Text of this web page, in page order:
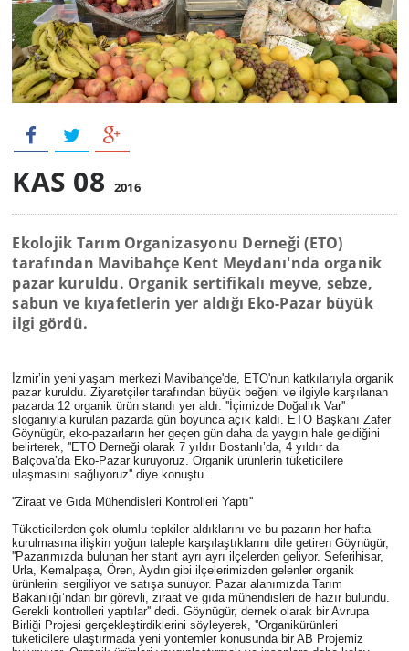
KAS 08 2016
Ekolojik Tarım Organizasyonu Derneği (ETO)
tarafından Mavibahçe Kent Meydanı'nda organik
pazar kuruldu. Organik sertifikalı meyve, sebze,
sabun ve kıyafetlerin yer aldığı Eko-Pazar büyük
ilgi gördü.
İzmir’in yeni yaşam merkezi Mavibahçe'de, ETO'nun katkılarıyla organik
pazar kuruldu. Ziyaretçiler tarafından büyük beğeni ve ilgiyle karşılanan
pazarda 12 organik ürün standı yer aldı. ''İçimizde Doğallık Var''
sloganıyla kurulan pazarda gün boyunca açık kaldı. ETO Başkanı Zafer
Göynügür, eko-pazarların her geçen gün daha da yaygın hale geldiğini
belirterek, ''ETO Derneği olarak 7 yıldır Bostanlı’da, 4 yıldır da
Balçova’da Eko-Pazar kuruyoruz. Organik ürünlerin tüketicilere
ulaşmasını sağlıyoruz'' diye konuştu.
''Ziraat ve Gıda Mühendisleri Kontrolleri Yaptı''
Tüketicilerden çok olumlu tepkiler aldıklarını ve bu pazarın her hafta
kurulmasına ilişkin yoğun taleple karşılaştıklarını dile getiren Göynügür,
''Pazarımızda bulunan her stant ayrı ayrı ilçelerden geliyor. Seferihisar,
Urla, Kemalpaşa, Ören, Aydın gibi ilçelerimizden gelenler organik
ürünlerini sergiliyor ve satışa sunuyor. Pazar alanımızda Tarım
Bakanlığı’ndan bir görevli, ziraat ve gıda mühendisleri de hazır bulundu.
Gerekli kontrolleri yaptılar'' dedi. Göynügür, dernek olarak bir Avrupa
Birliği Projesi gerçekleştirdiklerini söyleyerek, ''Organikürünleri
tüketicilere ulaştırmada yeni yöntemler konusunda bir AB Projemiz